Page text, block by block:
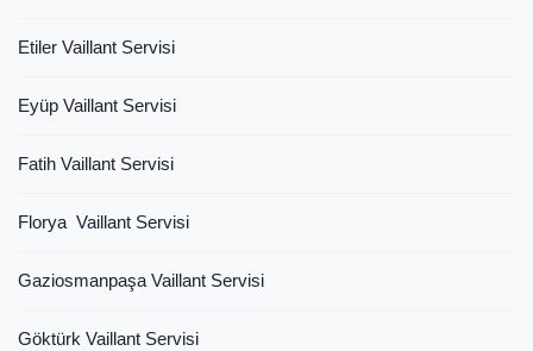
Etiler Vaillant Servisi
Eyüp Vaillant Servisi
Fatih Vaillant Servisi
Florya Vaillant Servisi
Gaziosmanpaşa Vaillant Servisi
Göktürk Vaillant Servisi